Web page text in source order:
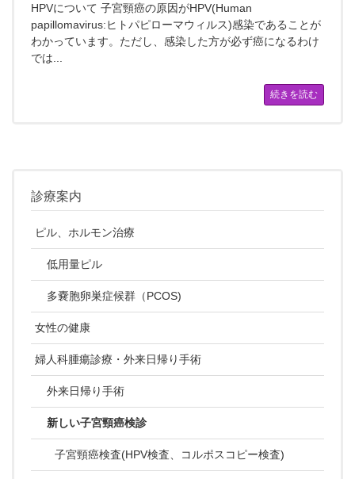
HPVについて 子宮頸癌の原因がHPV(Human
papillomavirus:ヒトパピローマウィルス)感染であることが
わかっています。ただし、感染した方が必ず癌になるわけ
では...
続きを読む
診療案内
ピル、ホルモン治療
低用量ピル
多嚢胞卵巣症候群（PCOS)
女性の健康
婦人科腫瘍診療・外来日帰り手術
外来日帰り手術
新しい子宮頸癌検診
子宮頸癌検査(HPV検査、コルポスコピー検査)